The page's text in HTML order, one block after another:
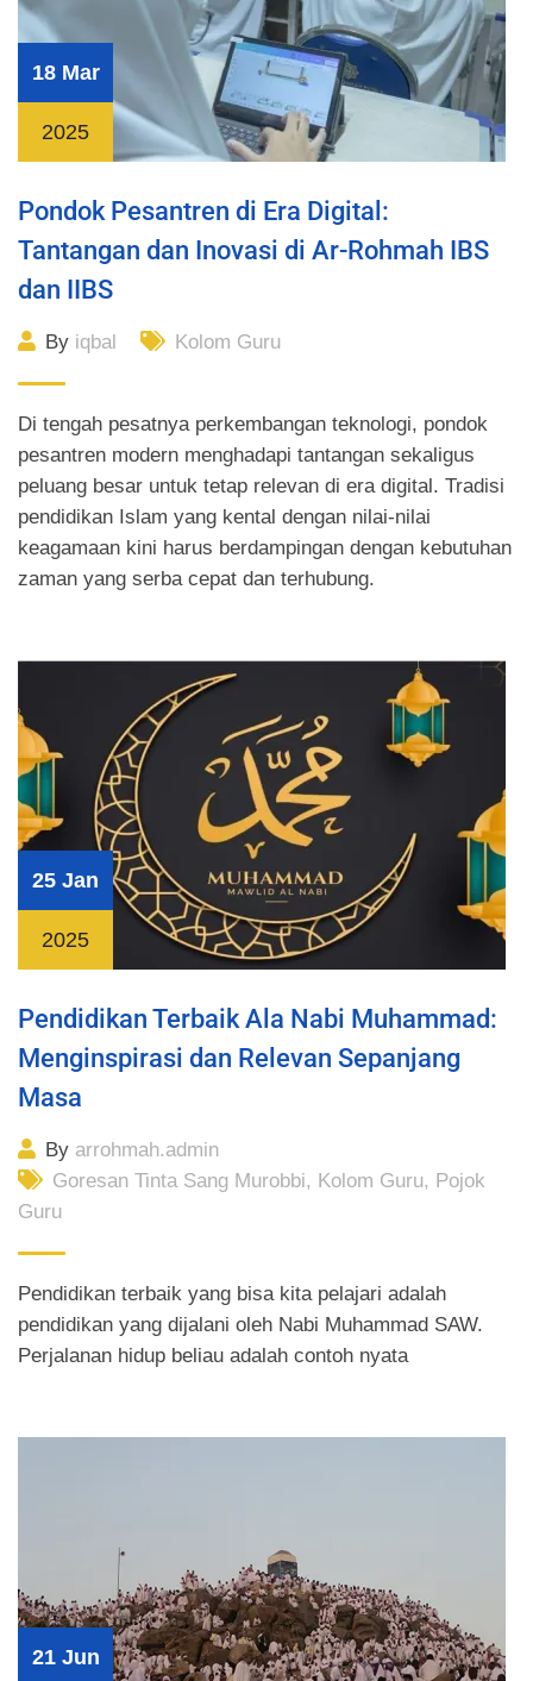
18 Mar
2025
Pondok Pesantren di Era Digital:
Tantangan dan Inovasi di Ar-Rohmah IBS
dan IIBS
By iqbal Kolom Guru
Di tengah pesatnya perkembangan teknologi, pondok
pesantren modern menghadapi tantangan sekaligus
peluang besar untuk tetap relevan di era digital. Tradisi
pendidikan Islam yang kental dengan nilai-nilai
keagamaan kini harus berdampingan dengan kebutuhan
zaman yang serba cepat dan terhubung.
25 Jan
2025
Pendidikan Terbaik Ala Nabi Muhammad:
Menginspirasi dan Relevan Sepanjang
Masa
By arrohmah.admin
Goresan Tinta Sang Murobbi, Kolom Guru, Pojok
Guru
Pendidikan terbaik yang bisa kita pelajari adalah
pendidikan yang dijalani oleh Nabi Muhammad SAW.
Perjalanan hidup beliau adalah contoh nyata
21 Jun